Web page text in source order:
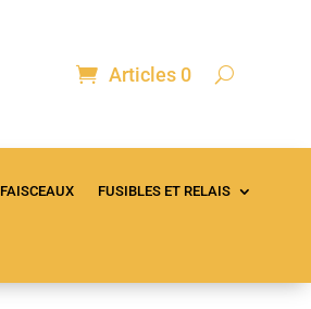
Articles 0
FAISCEAUX FUSIBLES ET RELAIS